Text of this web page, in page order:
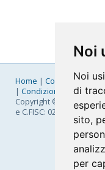
Noi
Noi
di
sito,
per
Home | Company|
| Condizioni Generali|
Copyright © 2026
e C.FISC: 02831630161